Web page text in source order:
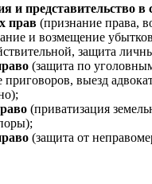
и представительство в
прав (признание права,
и возмещение
защита
(защита по
выезд
(приватизация
(защита от